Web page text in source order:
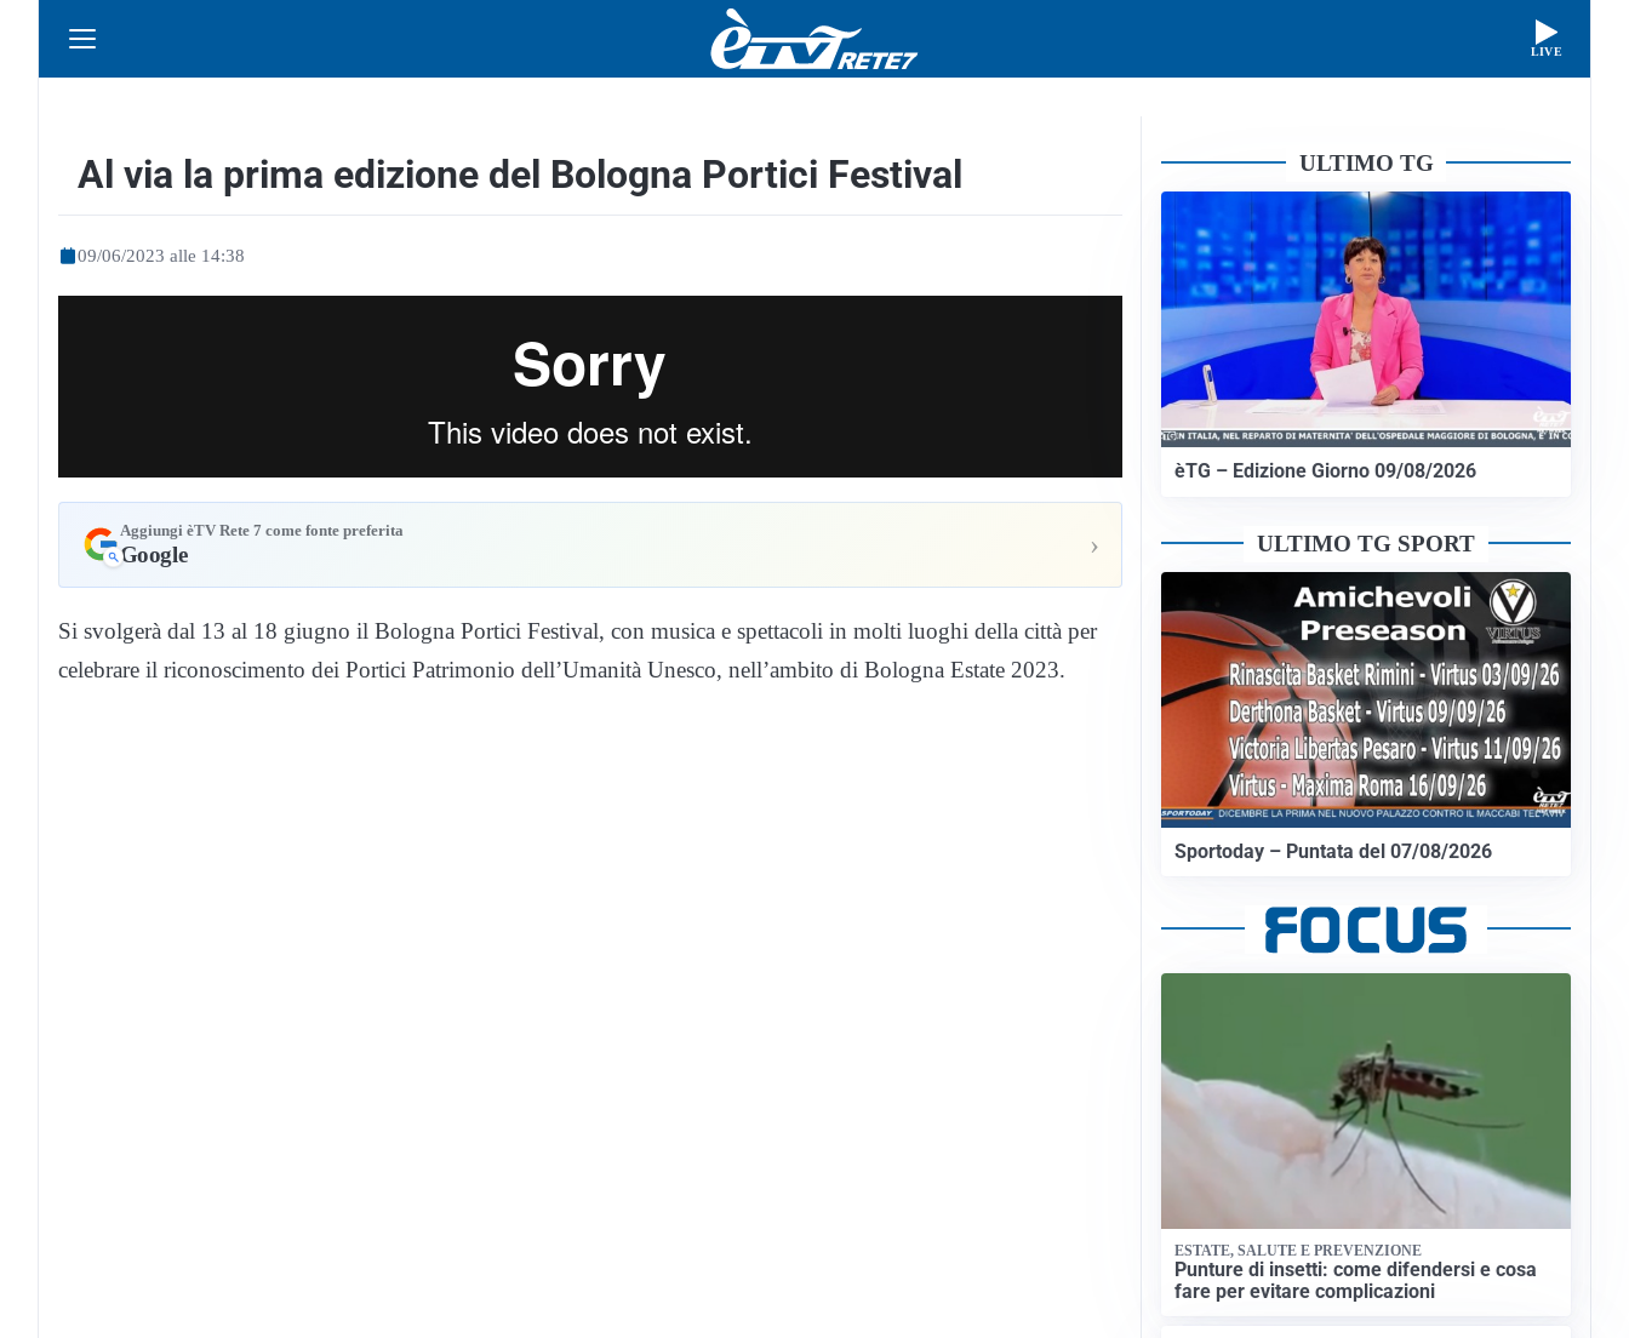
LIVE
Al via la prima edizione del Bologna Portici Festival
09/06/2023 alle 14:38
Aggiungi èTV Rete 7 come fonte preferita
Google ›
Si svolgerà dal 13 al 18 giugno il Bologna Portici Festival, con musica e spettacoli in molti luoghi della città per
celebrare il riconoscimento dei Portici Patrimonio dell’Umanità Unesco, nell’ambito di Bologna Estate 2023.
ULTIMO TG
èTG – Edizione Giorno 09/08/2026
ULTIMO TG SPORT
Sportoday – Puntata del 07/08/2026
ESTATE, SALUTE E PREVENZIONE
Punture di insetti: come difendersi e cosa
fare per evitare complicazioni